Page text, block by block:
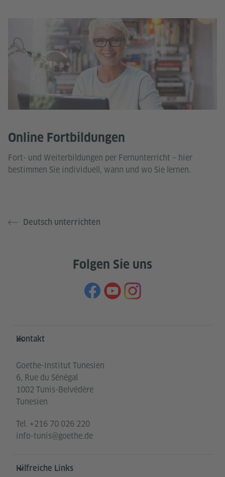
Online Fortbildungen
Fort- und Weiterbildungen per Fernunterricht – hier
bestimmen Sie individuell, wann und wo Sie lernen.
Deutsch unterrichten
Folgen Sie uns
Service- und Informationsbereich
Kontakt
Goethe-Institut Tunesien
6, Rue du Sénégal
1002 Tunis-Belvédère
Tunesien
Tel. +216 70 026 220
info-tunis@goethe.de
Hilfreiche Links